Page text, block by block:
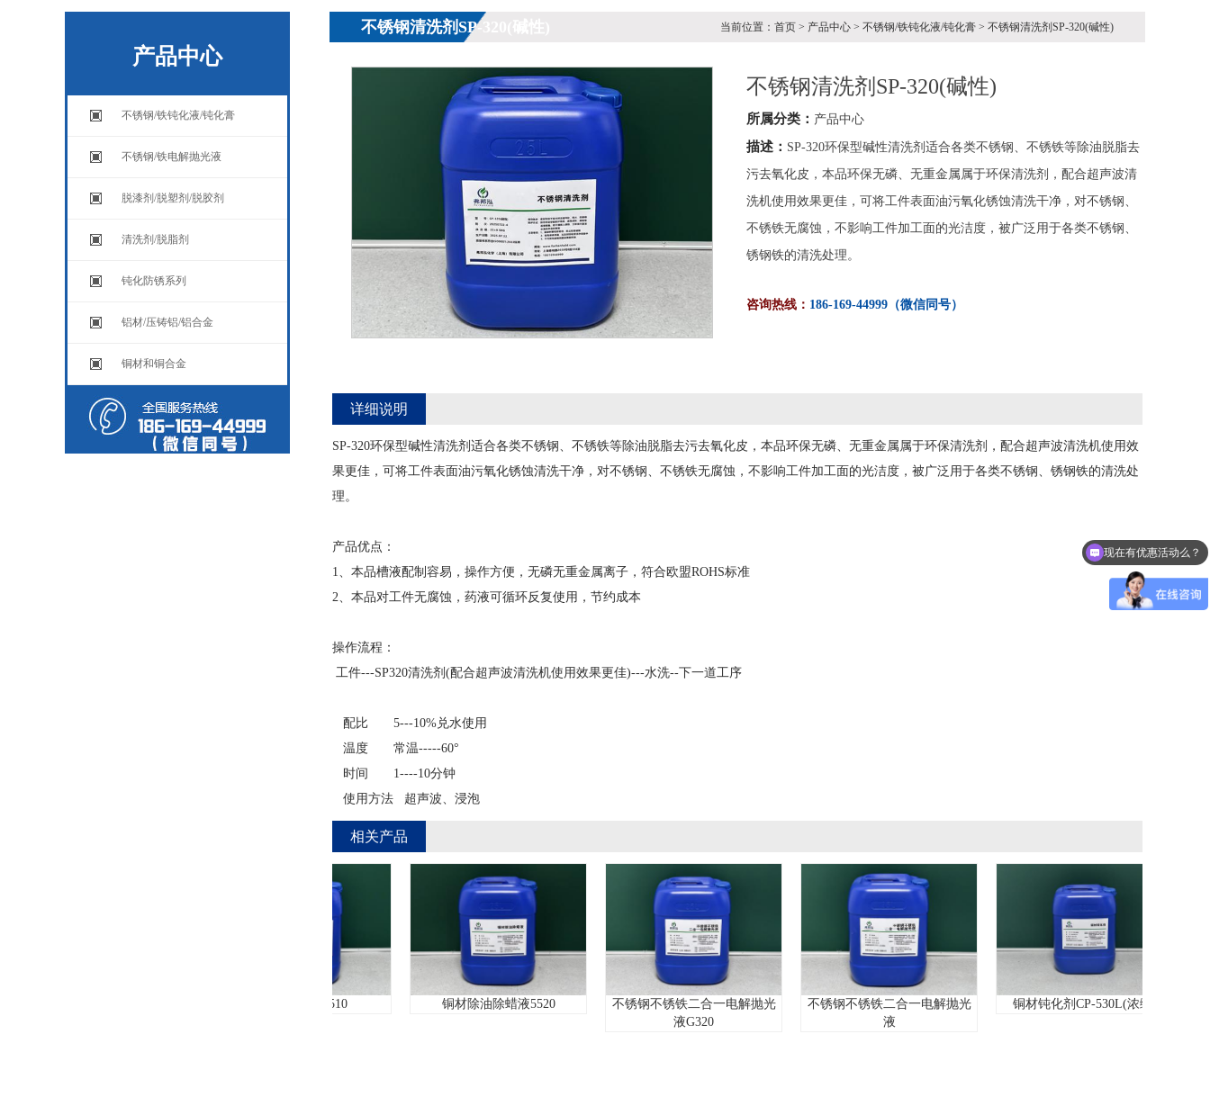
产品中心
不锈钢/铁钝化液/钝化膏
不锈钢/铁电解抛光液
脱漆剂/脱塑剂/脱胶剂
清洗剂/脱脂剂
钝化防锈系列
铝材/压铸铝/铝合金
铜材和铜合金
不锈钢清洗剂SP-320(碱性) 当前位置：首页 > 产品中心 > 不锈钢/铁钝化液/钝化膏 > 不锈钢清洗剂SP-320(碱性)
不锈钢清洗剂SP-320(碱性)
所属分类： 产品中心
描述： SP-320环保型碱性清洗剂适合各类不锈钢、不锈铁等除油脱脂去
污去氧化皮，本品环保无磷、无重金属属于环保清洗剂，配合超声波清
洗机使用效果更佳，可将工件表面油污氧化锈蚀清洗干净，对不锈钢、
不锈铁无腐蚀，不影响工件加工面的光洁度，被广泛用于各类不锈钢、
锈钢铁的清洗处理。
咨询热线： 186-169-44999（微信同号）
详细说明
SP-320环保型碱性清洗剂适合各类不锈钢、不锈铁等除油脱脂去污去氧化皮，本品环保无磷、无重金属属于环保清洗剂，配合超声波清洗机使用效
果更佳，可将工件表面油污氧化锈蚀清洗干净，对不锈钢、不锈铁无腐蚀，不影响工件加工面的光洁度，被广泛用于各类不锈钢、锈钢铁的清洗处
理。
产品优点：
1、本品槽液配制容易，操作方便，无磷无重金属离子，符合欧盟ROHS标准
2、本品对工件无腐蚀，药液可循环反复使用，节约成本
操作流程：
工件---SP320清洗剂(配合超声波清洗机使用效果更佳)---水洗--下一道工序
配比 5---10%兑水使用
温度 常温-----60°
时间 1----10分钟
使用方法 超声波、浸泡
相关产品
铜材除油除蜡液5520
不锈钢不锈铁二合一电解抛光
液G320
不锈钢不锈铁二合一电解抛光
铜材钝化剂CP-530L(浓缩)
现在有优惠活动么？